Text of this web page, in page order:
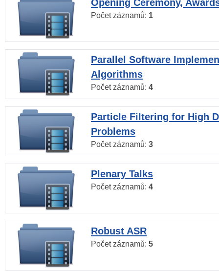
Opening Ceremony,
Počet záznamů: 1
Parallel Software
Algorithms
Počet záznamů: 4
Particle Filtering for High
Problems
Počet záznamů: 3
Plenary Talks
Počet záznamů: 4
Robust ASR
Počet záznamů: 5